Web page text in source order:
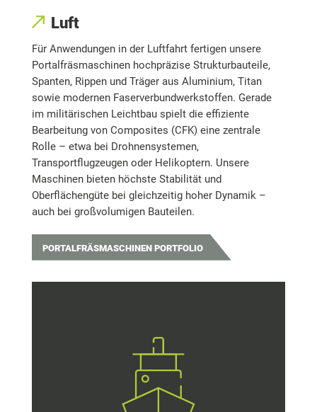
Luft
Für Anwendungen in der Luftfahrt fertigen unsere
Portalfräsmaschinen hochpräzise Strukturbauteile,
Spanten, Rippen und Träger aus Aluminium, Titan
sowie modernen Faserverbundwerkstoffen. Gerade
im militärischen Leichtbau spielt die effiziente
Bearbeitung von Composites (CFK) eine zentrale
Rolle – etwa bei Drohnensystemen,
Transportflugzeugen oder Helikoptern. Unsere
Maschinen bieten höchste Stabilität und
Oberflächengüte bei gleichzeitig hoher Dynamik –
auch bei großvolumigen Bauteilen.
PORTALFRÄSMASCHINEN PORTFOLIO